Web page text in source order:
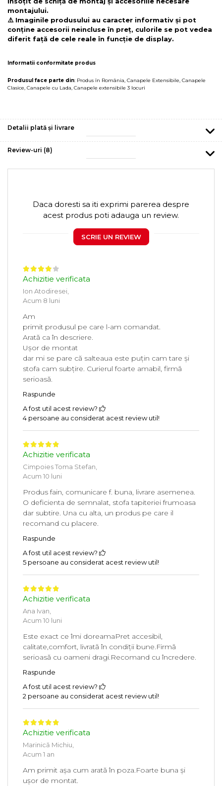
montajului.
⚠️ Imaginile produsului au caracter informativ și pot
conține accesorii neincluse în preț, culorile se pot vedea
diferit față de cele reale în funcție de display.
Informatii conformitate produs
Produsul face parte din: Produs în România, Canapele Extensibile, Canapele
Clasice, Canapele cu Lada, Canapele extensibile 3 locuri
Detalii plată și livrare
Review-uri (8)
Daca doresti sa iti exprimi parerea despre
acest produs poti adauga un review.
SCRIE UN REVIEW
Achizitie verificata
Ion Atodiresei,
Acum 8 luni
Am
primit produsul pe care l-am comandat.
Arată ca în descriere.
Ușor de montat
dar mi se pare că salteaua este puțin cam tare și
stofa cam subțire. Curierul foarte amabil, firmă
serioasă.
Raspunde
A fost util acest review?
4 persoane au considerat acest review util!
Achizitie verificata
Cimpoies Toma Stefan,
Acum 10 luni
Produs fain, comunicare f. buna, livrare asemenea.
O deficienta de semnalat, stofa tapiteriei frumoasa
dar subtire. Una cu alta, un produs pe care il
recomand cu placere.
Raspunde
A fost util acest review?
5 persoane au considerat acest review util!
Achizitie verificata
Ana Ivan,
Acum 10 luni
Este exact ce îmi doreamaPret accesibil,
calitate,comfort, livrată în condiții bune.Firmă
serioasă cu oameni dragi.Recomand cu încredere.
Raspunde
A fost util acest review?
2 persoane au considerat acest review util!
Achizitie verificata
Marinică Michiu,
Acum 1 an
Am primit așa cum arată în poza.Foarte buna și
ușor de montat.